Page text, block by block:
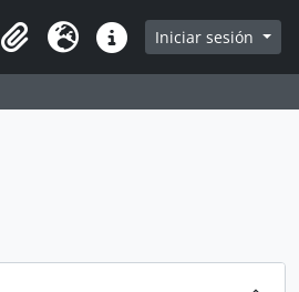
Portapapeles
Idioma Enlaces rápidos
Iniciar sesión